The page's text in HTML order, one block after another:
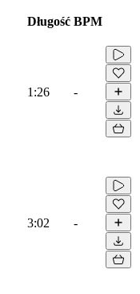
Długość BPM
1:26 -
3:02 -